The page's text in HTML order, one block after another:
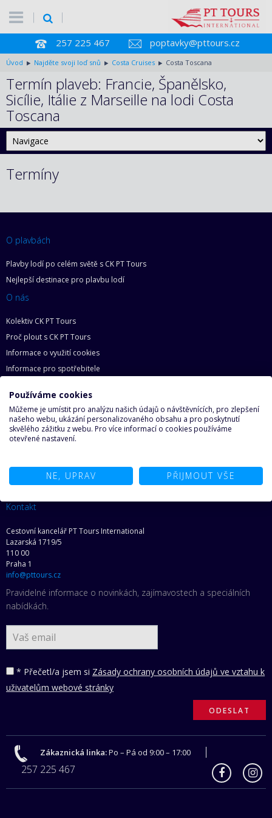
257 225 467 poptavky@pttours.cz
Úvod Najděte svoji loď snů Costa Cruises Costa Toscana
Termín plaveb: Francie, Španělsko,
Sicílie, Itálie z Marseille na lodi Costa
Toscana
Termíny
O plavbách
Plavby lodí po celém světě s CK PT Tours
Nejlepší destinace pro plavbu lodí
O nás
Kolektiv CK PT Tours
Proč plout s CK PT Tours
Informace o využití cookies
Informace pro spotřebitele
Základní práva zákazníka
Mapa webu
O lodích
Najděte svoji loď snů
Kontakt
Cestovní kancelář PT Tours International
Lazarská 1719/5
110 00
Praha 1
info@pttours.cz
Pravidelné informace o novinkách, zajímavostech a speciálních
nabídkách.
* Přečetl/a jsem si Zásady ochrany osobních údajů ve vztahu k
uživatelům webové stránky
Zákaznická linka:Po – Pá od 9:00 – 17:00
257 225 467
Používáme cookies
Můžeme je umístit pro analýzu našich údajů o návštěvnících, pro zlepšení
našeho webu, ukázání personalizovaného obsahu a pro poskytnutí
skvělého zážitku z webu. Pro více informací o cookies používáme
otevřené nastavení.
NE, UPRAV PŘIJMOUT VŠE